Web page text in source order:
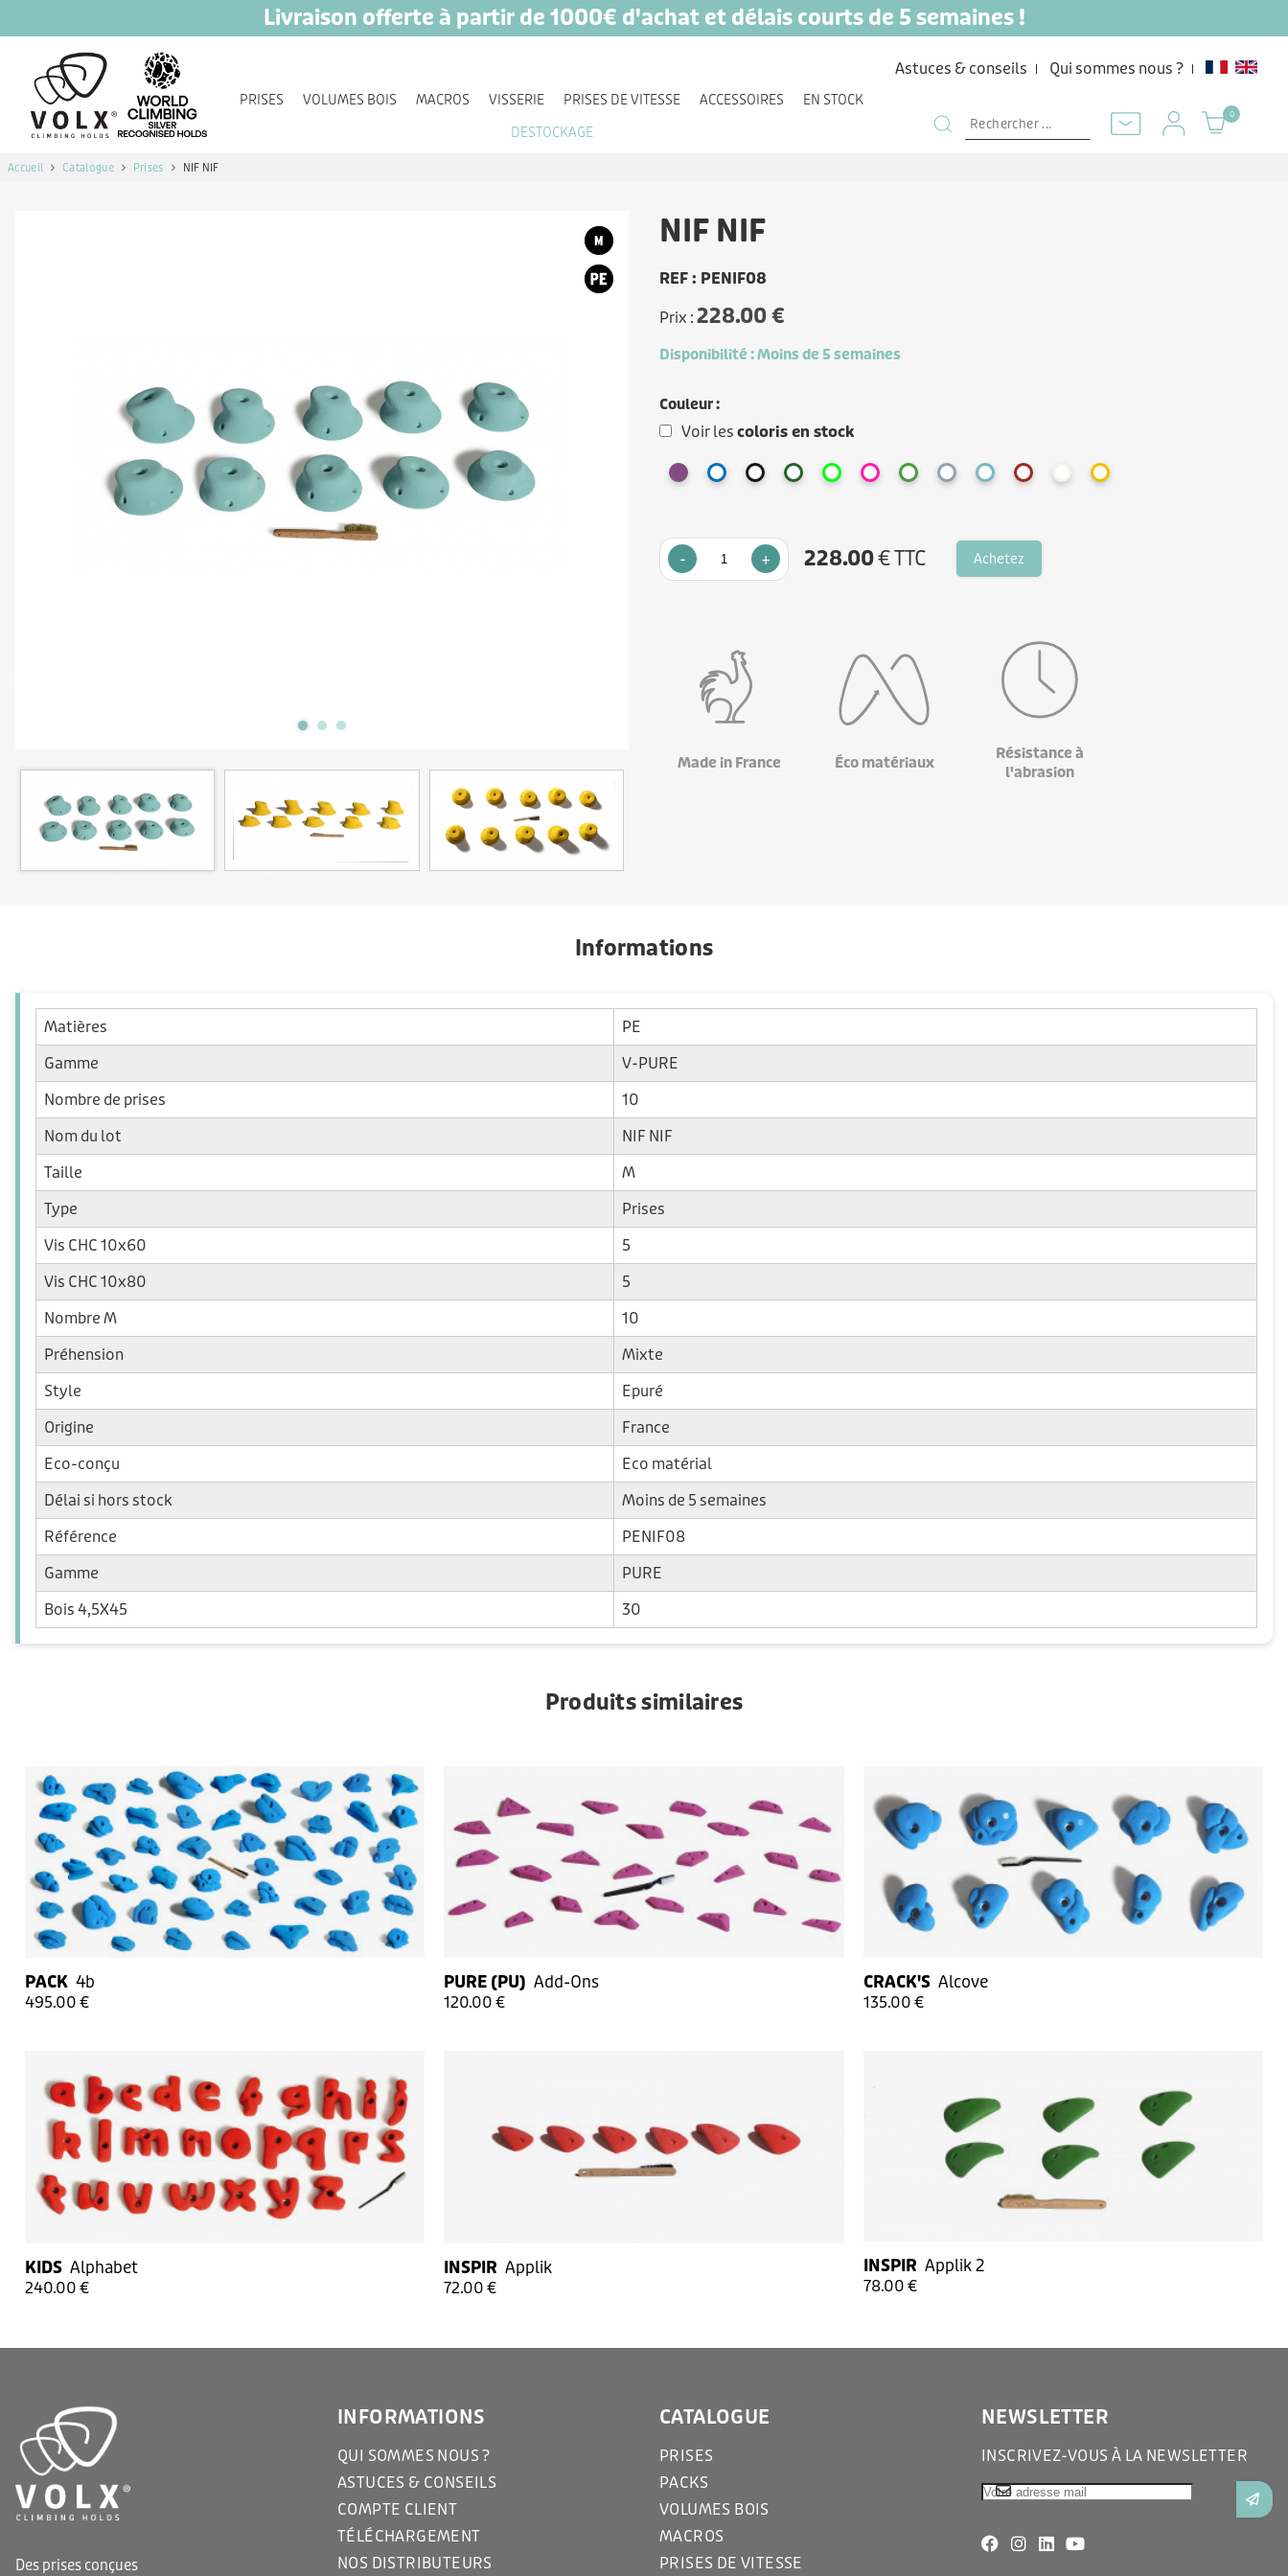
Livraison offerte à partir de 1000€ d'achat et délais courts de 5 semaines !
PRISES VOLUMES BOIS MACROS VISSERIE PRISES DE VITESSE ACCESSOIRES
EN STOCK
DESTOCKAGE
Astuces & conseils Qui sommes nous ?
0
Accueil Catalogue Prises NIF NIF
NIF NIF
REF : PENIF08
Prix :228.00 €
Disponibilité :Moins de 5 semaines
Couleur :
Voir lescoloris en stock
- + 228.00€ TTC Achetez
Made in France Éco matériaux
Résistance à
l'abrasion
Informations
Matières
PE
Gamme
V-PURE
Nombre de prises
10
Nom du lot
NIF NIF
Taille
M
Type
Prises
Vis CHC 10x60
5
Vis CHC 10x80
5
Nombre M
10
Préhension
Mixte
Style
Epuré
Origine
France
Eco-conçu
Eco matérial
Délai si hors stock
Moins de 5 semaines
Référence
PENIF08
Gamme
PURE
Bois 4,5X45
30
Produits similaires
PACK 4b
495.00 €
PURE (PU) Add-Ons
120.00 €
CRACK'S Alcove
135.00 €
KIDS Alphabet
240.00 €
INSPIR Applik
72.00 €
INSPIR Applik 2
78.00 €
Des prises conçues
INFORMATIONS
QUI SOMMES NOUS ?
ASTUCES & CONSEILS
COMPTE CLIENT
TÉLÉCHARGEMENT
NOS DISTRIBUTEURS
CATALOGUE
PRISES
PACKS
VOLUMES BOIS
MACROS
PRISES DE VITESSE
NEWSLETTER
INSCRIVEZ-VOUS À LA NEWSLETTER